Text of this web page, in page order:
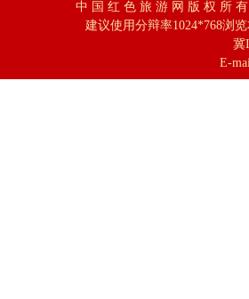
中 国 红 色 旅 游 网 版 权 所
建议使用分辩率1024*768浏
冀
E-